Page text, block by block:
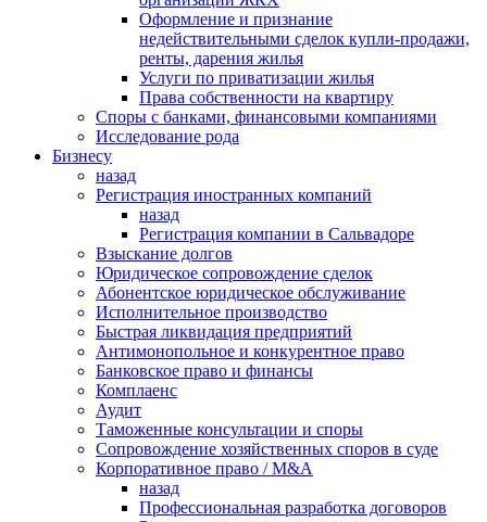
Оформление и признание
недействительными сделок купли-продажи,
ренты, дарения жилья
Услуги по приватизации жилья
Права собственности на квартиру
Cпоры с банками, финансовыми компаниями
Исследование рода
Бизнесу
назад
Регистрация иностранных компаний
назад
Регистрация компании в Сальвадоре
Взыскание долгов
Юридическое сопровождение сделок
Абонентское юридическое обслуживание
Исполнительное производство
Быстрая ликвидация предприятий
Антимонопольное и конкурентное право
Банковское право и финансы
Комплаенс
Аудит
Таможенные консультации и споры
Сопровождение хозяйственных споров в суде
Корпоративное право / M&A
назад
Профессиональная разработка договоров